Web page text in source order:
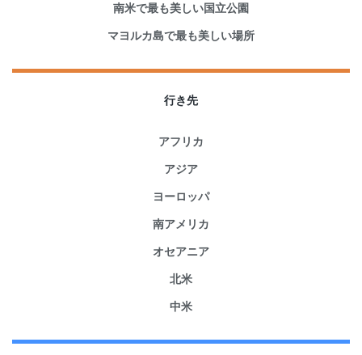
南米で最も美しい国立公園
マヨルカ島で最も美しい場所
行き先
アフリカ
アジア
ヨーロッパ
南アメリカ
オセアニア
北米
中米